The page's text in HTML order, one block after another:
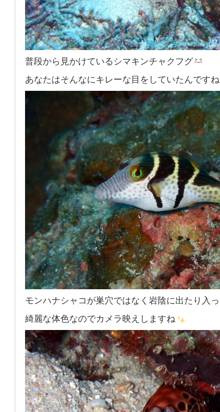
普段から見かけているシマキンチャクフグ
あなたはそんなにキレーな目をしていたんですね
モンハナシャコが巣穴ではなく岩陰に出たり入
綺麗な体色なのでカメラ映えしますね